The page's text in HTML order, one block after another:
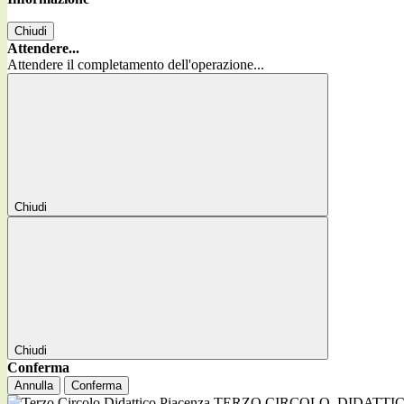
Chiudi
Attendere...
Attendere il completamento dell'operazione...
Chiudi
Chiudi
Conferma
Annulla Conferma